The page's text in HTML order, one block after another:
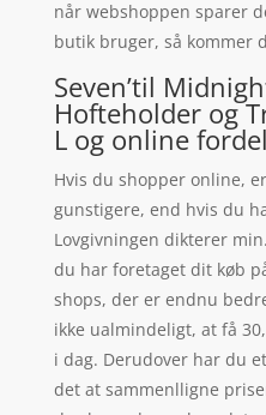
når webshoppen sparer
butik bruger, så kommer
Seven’til
Hofteholder og
L og online
Hvis du shopper online,
gunstigere, end hvis du
Lovgivningen dikterer
du har foretaget dit køb
shops, der er endnu
ikke ualmindeligt, at få
i dag. Derudover har du
det at sammenlligne